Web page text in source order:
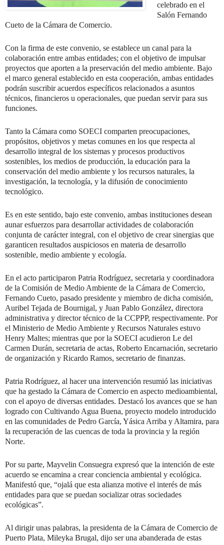
celebrado en el
Salón Fernando
Cueto de la Cámara de Comercio.
Con la firma de este convenio, se establece un canal para la
colaboración entre ambas entidades; con el objetivo de impulsar
proyectos que aporten a la preservación del medio ambiente. Bajo
el marco general establecido en esta cooperación, ambas entidades
podrán suscribir acuerdos específicos relacionados a asuntos
técnicos, financieros u operacionales, que puedan servir para sus
funciones.
Tanto la Cámara como SOECI comparten preocupaciones,
propósitos, objetivos y metas comunes en los que respecta al
desarrollo integral de los sistemas y procesos productivos
sostenibles, los medios de producción, la educación para la
conservación del medio ambiente y los recursos naturales, la
investigación, la tecnología, y la difusión de conocimiento
tecnológico.
Es en este sentido, bajo este convenio, ambas instituciones desean
aunar esfuerzos para desarrollar actividades de colaboración
conjunta de carácter integral, con el objetivo de crear sinergias que
garanticen resultados auspiciosos en materia de desarrollo
sostenible, medio ambiente y ecología.
En el acto participaron Patria Rodríguez, secretaria y coordinadora
de la Comisión de Medio Ambiente de la Cámara de Comercio,
Fernando Cueto, pasado presidente y miembro de dicha comisión,
Auribel Tejada de Bournigal, y Juan Pablo González, directora
administrativa y director técnico de la CCPPP, respectivamente. Por
el Ministerio de Medio Ambiente y Recursos Naturales estuvo
Henry Maltes; mientras que por la SOECI acudieron Le del
Carmen Durán, secretaria de actas, Roberto Encarnación, secretario
de organización y Ricardo Ramos, secretario de finanzas.
Patria Rodríguez, al hacer una intervención resumió las iniciativas
que ha gestado la Cámara de Comercio en aspecto medioambiental,
con el apoyo de diversas entidades. Destacó los avances que se han
logrado con Cultivando Agua Buena, proyecto modelo introducido
en las comunidades de Pedro García, Yásica Arriba y Altamira, para
la recuperación de las cuencas de toda la provincia y la región
Norte.
Por su parte, Mayvelin Consuegra expresó que la intención de este
acuerdo se encamina a crear conciencia ambiental y ecológica.
Manifestó que, “ojalá que esta alianza motive el interés de más
entidades para que se puedan socializar otras sociedades
ecológicas”.
Al dirigir unas palabras, la presidenta de la Cámara de Comercio de
Puerto Plata, Mileyka Brugal, dijo ser una abanderada de estas